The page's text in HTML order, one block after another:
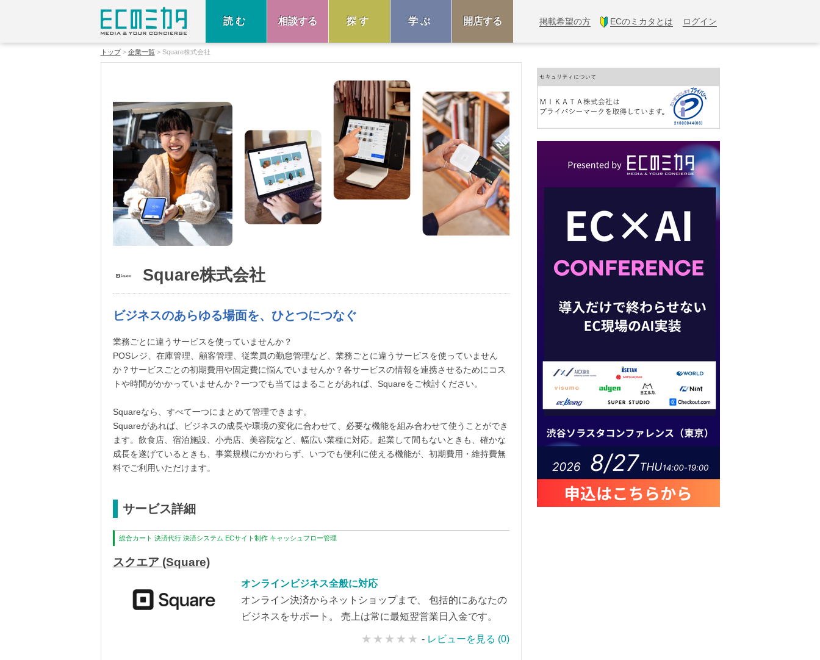
読む 相談する 探す 学ぶ 開店する 掲載希望の方 ECのミカタとは ログイン
トップ 企業一覧 Square株式会社
Square株式会社
ビジネスのあらゆる場面を、ひとつにつなぐ
業務ごとに違うサービスを使っていませんか？
POSレジ、在庫管理、顧客管理、従業員の勤怠管理など、業務ごとに違うサービスを使っていません
か？サービスごとの初期費用や固定費に悩んでいませんか？各サービスの情報を連携させるためにコス
トや時間がかかっていませんか？一つでも当てはまることがあれば、Squareをご検討ください。
Squareなら、すべて一つにまとめて管理できます。
Squareがあれば、ビジネスの成長や環境の変化に合わせて、必要な機能を組み合わせて使うことができ
ます。飲食店、宿泊施設、小売店、美容院など、幅広い業種に対応。起業して間もないときも、確かな
成長を遂げているときも、事業規模にかかわらず、いつでも便利に使える機能が、初期費用・維持費無
料でご利用いただけます。
サービス詳細
総合カート 決済代行 決済システム ECサイト制作 キャッシュフロー管理
スクエア (Square)
オンラインビジネス全般に対応
オンライン決済からネットショップまで、 包括的にあなたの
ビジネスをサポート。 売上は常に最短翌営業日入金です。
- レビューを見る (0)